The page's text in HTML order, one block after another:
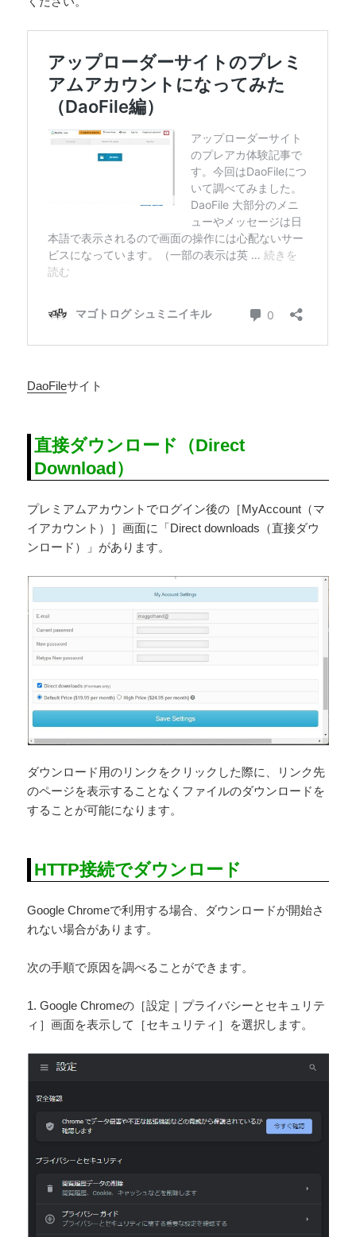
DaoFileサイト
直接ダウンロード（Direct
Download）
プレミアムアカウントでログイン後の［MyAccount（マ
イアカウント）］画面に「Direct downloads（直接ダウ
ンロード）」があります。
ダウンロード用のリンクをクリックした際に、リンク先
のページを表示することなくファイルのダウンロードを
することが可能になります。
HTTP接続でダウンロード
Google Chromeで利用する場合、ダウンロードが開始さ
れない場合があります。
次の手順で原因を調べることができます。
1. Google Chromeの［設定｜プライバシーとセキュリテ
ィ］画面を表示して［セキュリティ］を選択します。